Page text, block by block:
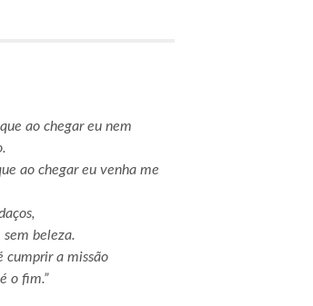
ao chegar eu nem
ao chegar eu venha me
sem beleza.
cumprir a missão
o fim.”